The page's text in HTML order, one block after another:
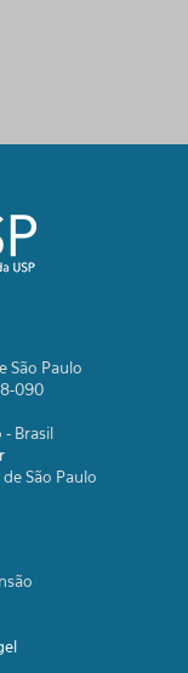
São Paulo
090
- Brasil
São Paulo